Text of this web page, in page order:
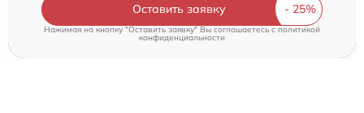
Оставить заявку
Нажимая на кнопку "Оставить заявку" Вы соглашаетесь cполитикой
конфиденциальности